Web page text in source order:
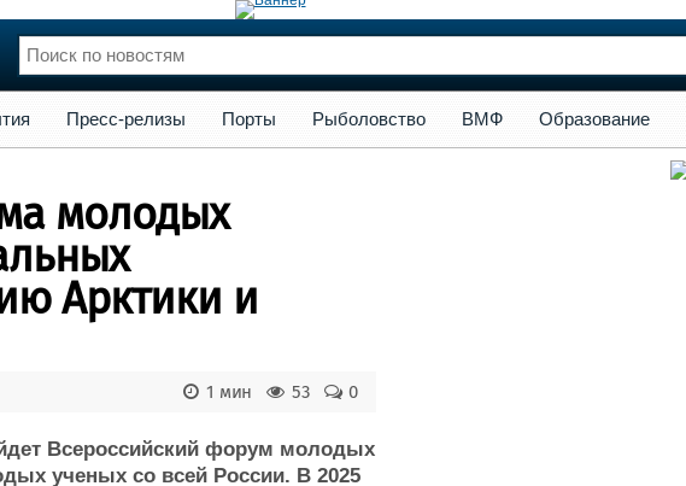
Флот
Форум
Отзывы
Пресс-релизы Порты Рыболовство ВМФ Образование
молодых
Арктики и
0
53
1 мин
Всероссийский форум молодых
ученых со всей России. В 2025